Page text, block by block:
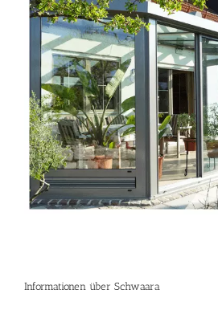
Informationen über Schwaara